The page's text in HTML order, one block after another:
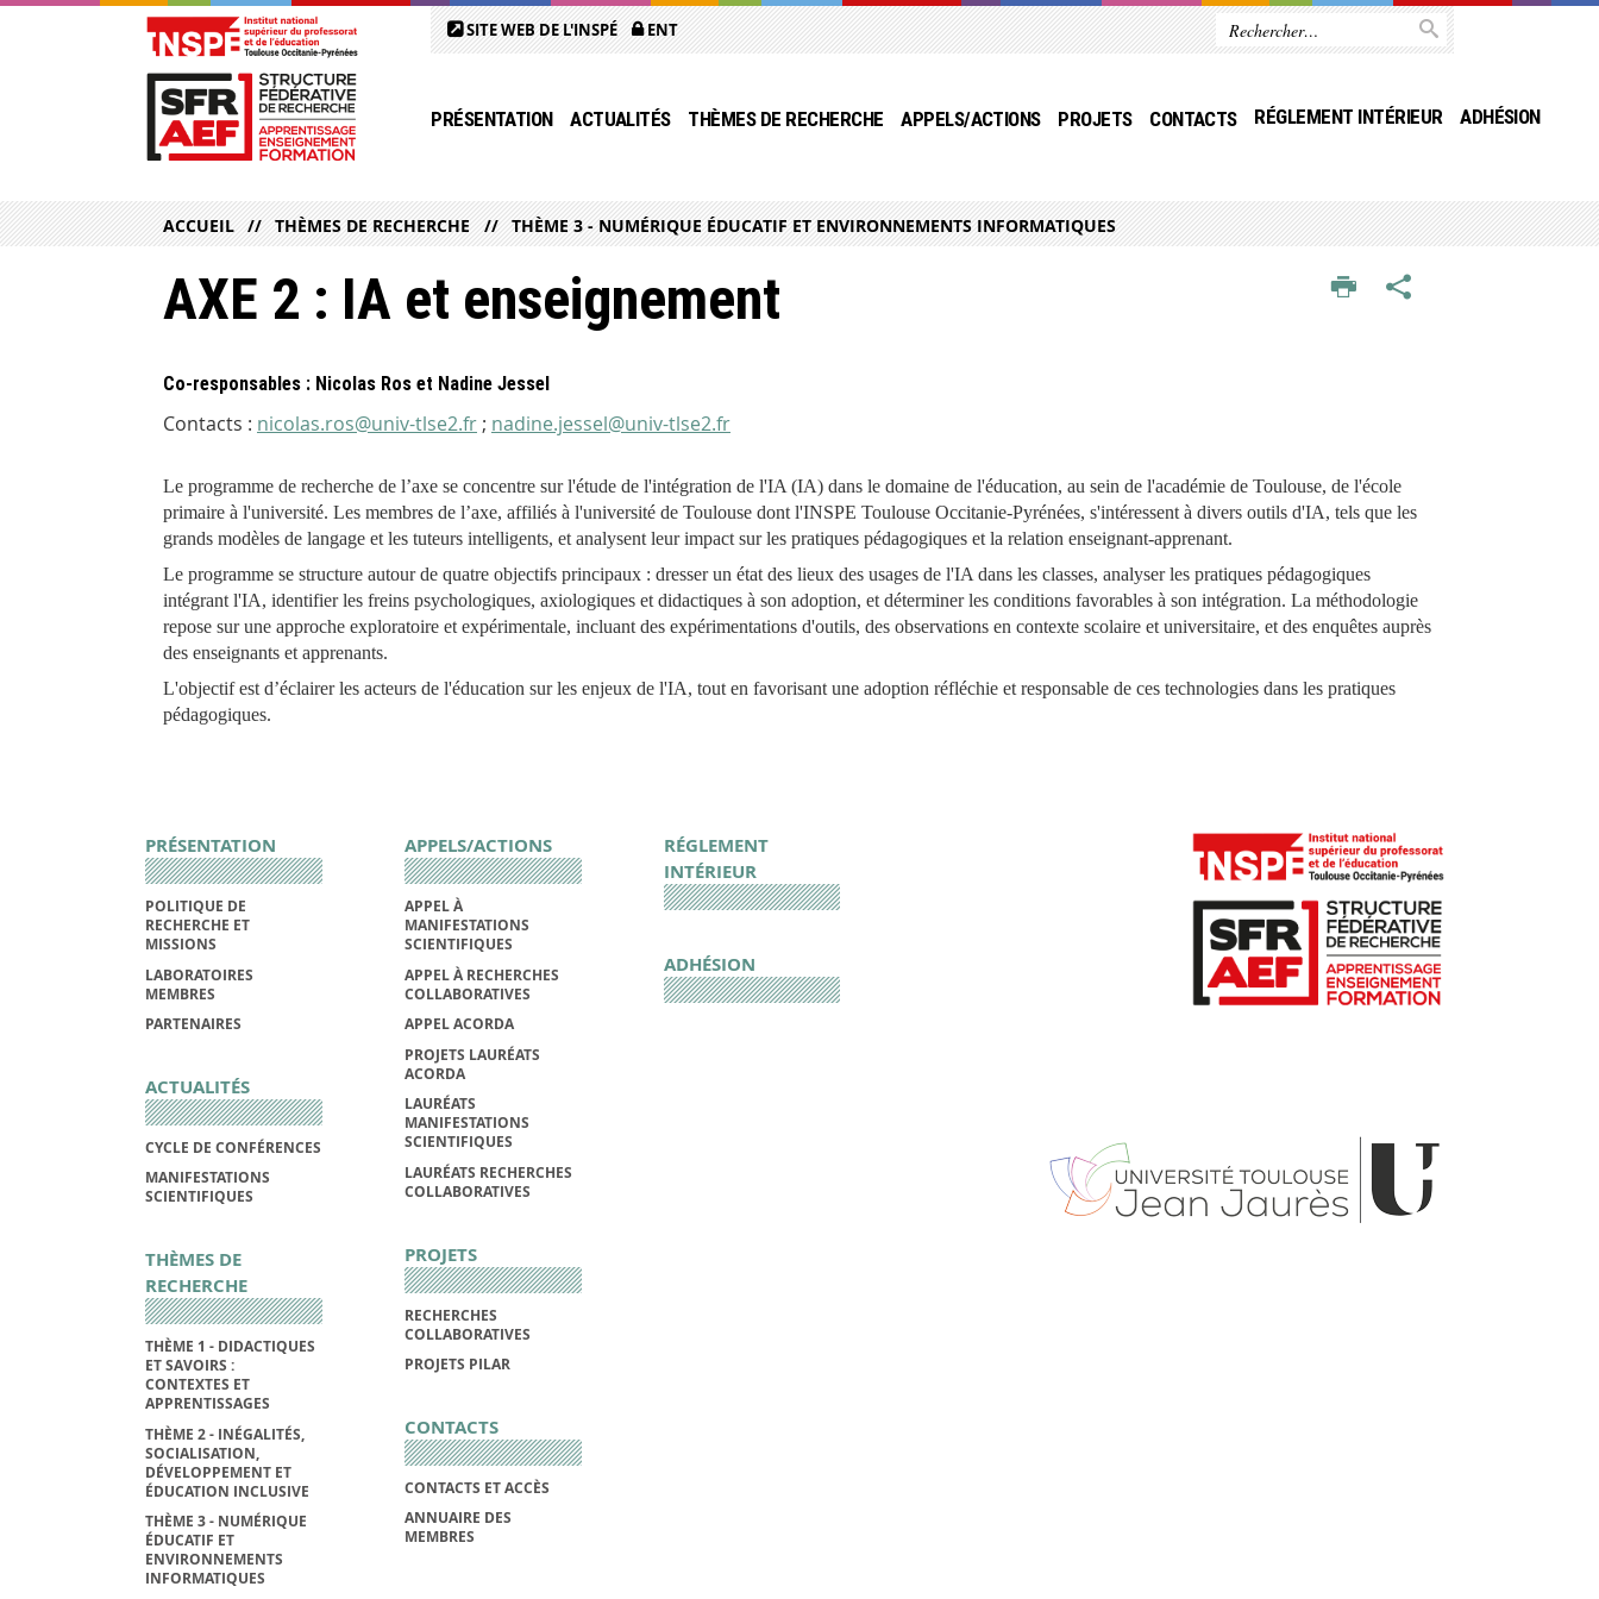
SITE WEB DE L'INSPÉ ENT
PRÉSENTATION ACTUALITÉS THÈMES DE RECHERCHE APPELS/ACTIONS PROJETS CONTACTS RÉGLEMENT INTÉRIEUR ADHÉSION
ACCUEIL THÈMES DE RECHERCHE THÈME 3 - NUMÉRIQUE ÉDUCATIF ET ENVIRONNEMENTS INFORMATIQUES
AXE 2 : IA et enseignement
Co-responsables : Nicolas Ros et Nadine Jessel
Contacts : nicolas.ros@univ-tlse2.fr; nadine.jessel@univ-tlse2.fr
Le programme de recherche de l’axe se concentre sur l'étude de l'intégration de l'IA (IA) dans le domaine de l'éducation, au sein de l'académie de Toulouse, de l'école
primaire à l'université. Les membres de l’axe, affiliés à l'université de Toulouse dont l'INSPE Toulouse Occitanie-Pyrénées, s'intéressent à divers outils d'IA, tels que les
grands modèles de langage et les tuteurs intelligents, et analysent leur impact sur les pratiques pédagogiques et la relation enseignant-apprenant.
Le programme se structure autour de quatre objectifs principaux : dresser un état des lieux des usages de l'IA dans les classes, analyser les pratiques pédagogiques
intégrant l'IA, identifier les freins psychologiques, axiologiques et didactiques à son adoption, et déterminer les conditions favorables à son intégration. La méthodologie
repose sur une approche exploratoire et expérimentale, incluant des expérimentations d'outils, des observations en contexte scolaire et universitaire, et des enquêtes auprès
des enseignants et apprenants.
L'objectif est d’éclairer les acteurs de l'éducation sur les enjeux de l'IA, tout en favorisant une adoption réfléchie et responsable de ces technologies dans les pratiques
pédagogiques.
PRÉSENTATION
POLITIQUE DE
RECHERCHE ET
MISSIONS
LABORATOIRES
MEMBRES
PARTENAIRES
ACTUALITÉS
CYCLE DE CONFÉRENCES
MANIFESTATIONS
SCIENTIFIQUES
THÈMES DE
RECHERCHE
THÈME 1 - DIDACTIQUES
ET SAVOIRS :
CONTEXTES ET
APPRENTISSAGES
THÈME 2 - INÉGALITÉS,
SOCIALISATION,
DÉVELOPPEMENT ET
ÉDUCATION INCLUSIVE
THÈME 3 - NUMÉRIQUE
ÉDUCATIF ET
ENVIRONNEMENTS
INFORMATIQUES
APPELS/ACTIONS
APPEL À
MANIFESTATIONS
SCIENTIFIQUES
APPEL À RECHERCHES
COLLABORATIVES
APPEL ACORDA
PROJETS LAURÉATS
ACORDA
LAURÉATS
MANIFESTATIONS
SCIENTIFIQUES
LAURÉATS RECHERCHES
COLLABORATIVES
PROJETS
RECHERCHES
COLLABORATIVES
PROJETS PILAR
CONTACTS
CONTACTS ET ACCÈS
ANNUAIRE DES
MEMBRES
RÉGLEMENT
INTÉRIEUR
ADHÉSION